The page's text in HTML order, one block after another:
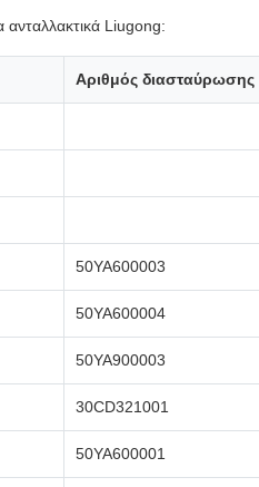
Liugong:
Αριθμός διασταύρωσης
50YA600003
50YA600004
50YA900003
30CD321001
50YA600001